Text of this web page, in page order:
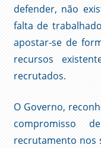
defender, não
falta de
apostar-se de
recursos
recrutados.
O Governo,
compromisso
recrutamento nos